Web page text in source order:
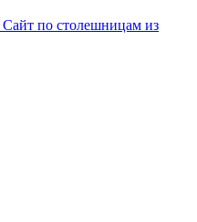
Сайт по столешницам из